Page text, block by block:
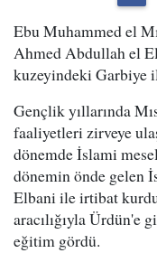
Ebu Muhammed el
Ahmed Abdullah el
kuzeyindeki Garbiye
Gençlik yıllarında
faaliyetleri zirveye
dönemde İslami
dönemin önde gelen
Elbani ile irtibat
aracılığıyla Ürdün'e
eğitim gördü.